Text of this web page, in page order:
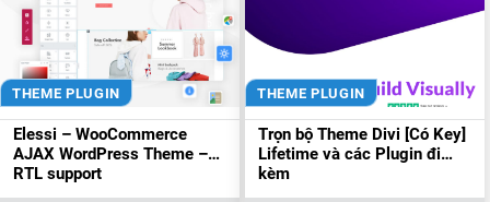
THEME PLUGIN
Elessi – WooCommerce
AJAX WordPress Theme –
RTL support
THEME PLUGIN
Trọn bộ Theme Divi [Có Key]
Lifetime và các Plugin đi
kèm